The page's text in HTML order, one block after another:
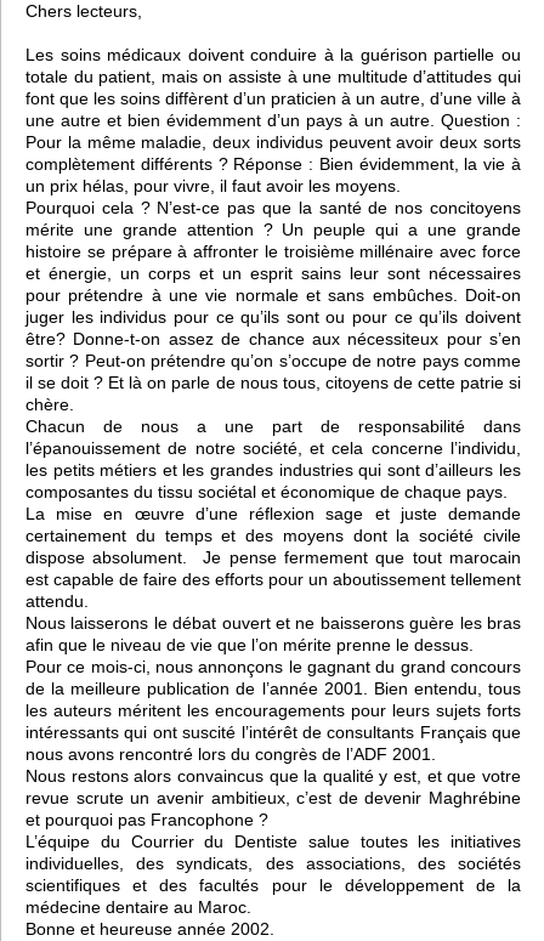
Chers lecteurs,
Les soins médicaux doivent conduire à la guérison partielle ou
totale du patient, mais on assiste à une multitude d’attitudes qui
font que les soins diffèrent d’un praticien à un autre, d’une ville à
une autre et bien évidemment d’un pays à un autre. Question :
Pour la même maladie, deux individus peuvent avoir deux sorts
complètement différents ? Réponse : Bien évidemment, la vie à
un prix hélas, pour vivre, il faut avoir les moyens.
Pourquoi cela ? N’est-ce pas que la santé de nos concitoyens
mérite une grande attention ? Un peuple qui a une grande
histoire se prépare à affronter le troisième millénaire avec force
et énergie, un corps et un esprit sains leur sont nécessaires
pour prétendre à une vie normale et sans embûches. Doit-on
juger les individus pour ce qu’ils sont ou pour ce qu’ils doivent
être? Donne-t-on assez de chance aux nécessiteux pour s’en
sortir ? Peut-on prétendre qu’on s’occupe de notre pays comme
il se doit ? Et là on parle de nous tous, citoyens de cette patrie si
chère.
Chacun de nous a une part de responsabilité dans
l’épanouissement de notre société, et cela concerne l’individu,
les petits métiers et les grandes industries qui sont d’ailleurs les
composantes du tissu sociétal et économique de chaque pays.
La mise en œuvre d’une réflexion sage et juste demande
certainement du temps et des moyens dont la société civile
dispose absolument. Je pense fermement que tout marocain
est capable de faire des efforts pour un aboutissement tellement
attendu.
Nous laisserons le débat ouvert et ne baisserons guère les bras
afin que le niveau de vie que l’on mérite prenne le dessus.
Pour ce mois-ci, nous annonçons le gagnant du grand concours
de la meilleure publication de l’année 2001. Bien entendu, tous
les auteurs méritent les encouragements pour leurs sujets forts
intéressants qui ont suscité l’intérêt de consultants Français que
nous avons rencontré lors du congrès de l’ADF 2001.
Nous restons alors convaincus que la qualité y est, et que votre
revue scrute un avenir ambitieux, c’est de devenir Maghrébine
et pourquoi pas Francophone ?
L’équipe du Courrier du Dentiste salue toutes les initiatives
individuelles, des syndicats, des associations, des sociétés
scientifiques et des facultés pour le développement de la
médecine dentaire au Maroc.
Bonne et heureuse année 2002.